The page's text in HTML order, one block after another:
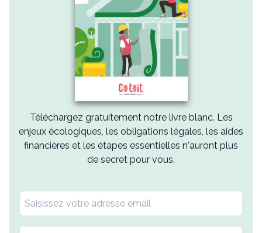
Téléchargez gratuitement notre livre blanc. Les
enjeux écologiques, les obligations légales, les aides
financières et les étapes essentielles n'auront plus
de secret pour vous.